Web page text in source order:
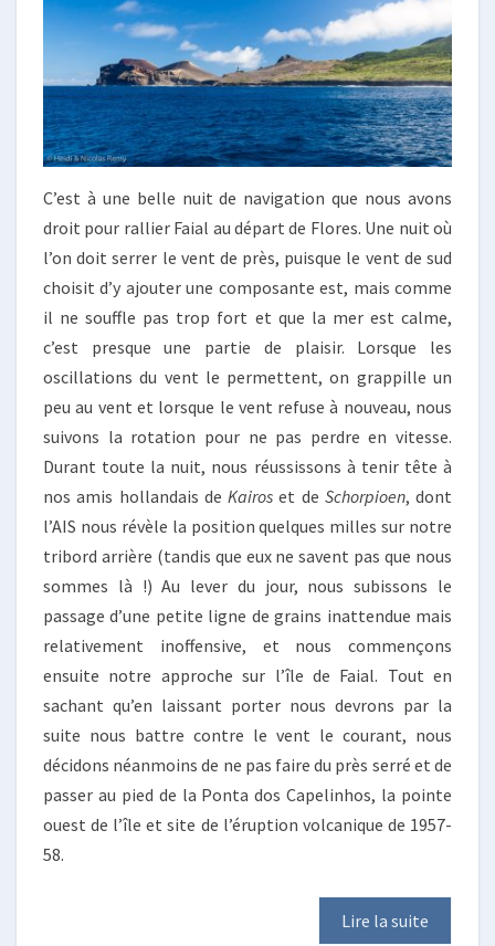
C’est à une belle nuit de navigation que nous avons
droit pour rallier Faial au départ de Flores. Une nuit où
l’on doit serrer le vent de près, puisque le vent de sud
choisit d’y ajouter une composante est, mais comme
il ne souffle pas trop fort et que la mer est calme,
c’est presque une partie de plaisir. Lorsque les
oscillations du vent le permettent, on grappille un
peu au vent et lorsque le vent refuse à nouveau, nous
suivons la rotation pour ne pas perdre en vitesse.
Durant toute la nuit, nous réussissons à tenir tête à
nos amis hollandais de Kairos et de Schorpioen, dont
l’AIS nous révèle la position quelques milles sur notre
tribord arrière (tandis que eux ne savent pas que nous
sommes là !) Au lever du jour, nous subissons le
passage d’une petite ligne de grains inattendue mais
relativement inoffensive, et nous commençons
ensuite notre approche sur l’île de Faial. Tout en
sachant qu’en laissant porter nous devrons par la
suite nous battre contre le vent le courant, nous
décidons néanmoins de ne pas faire du près serré et de
passer au pied de la Ponta dos Capelinhos, la pointe
ouest de l’île et site de l’éruption volcanique de 1957-
58.
Lire la suite